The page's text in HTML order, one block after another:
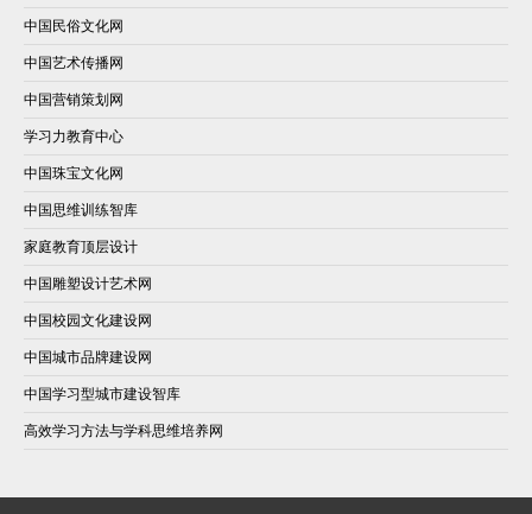
中国民俗文化网
中国艺术传播网
中国营销策划网
学习力教育中心
中国珠宝文化网
中国思维训练智库
家庭教育顶层设计
中国雕塑设计艺术网
中国校园文化建设网
中国城市品牌建设网
中国学习型城市建设智库
高效学习方法与学科思维培养网